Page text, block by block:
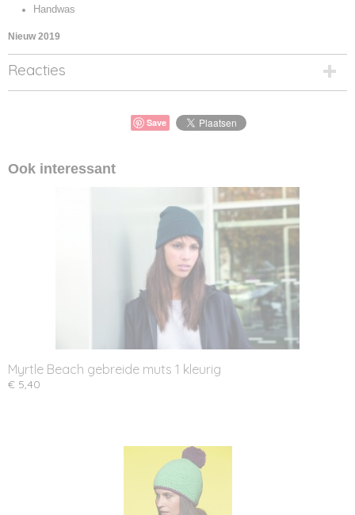
Handwas
Nieuw 2019
Reacties
Save
Ook interessant
Myrtle Beach gebreide muts 1 kleurig
€ 5,40